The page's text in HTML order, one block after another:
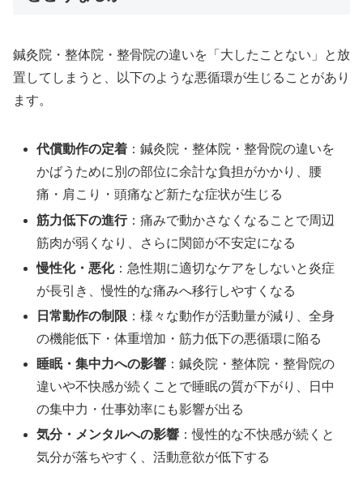
鍼灸院・整体院・整骨院の違いを「大したことない」と放
置してしまうと、以下のような悪循環が生じることがあり
ます。
代償動作の定着 ：鍼灸院・整体院・整骨院の違いを
かばうために別の部位に余計な負担がかかり、腰
痛・肩こり・頭痛など新たな症状が生じる
筋力低下の進行：痛みで動かさなくなることで周辺
筋肉が弱くなり、さらに関節が不安定になる
慢性化・悪化：急性期に適切なケアをしないと炎症
が長引き、慢性的な痛みへ移行しやすくなる
日常動作の制限 ：様々な動作が活動量が減り、全身
の機能低下・体重増加・筋力低下の悪循環に陥る
睡眠・集中力への影響 ：鍼灸院・整体院・整骨院の
違いや不快感が続くことで睡眠の質が下がり、日中
の集中力・仕事効率にも影響が出る
気分・メンタルへの影響 ：慢性的な不快感が続くと
気分が落ちやすく、活動意欲が低下する